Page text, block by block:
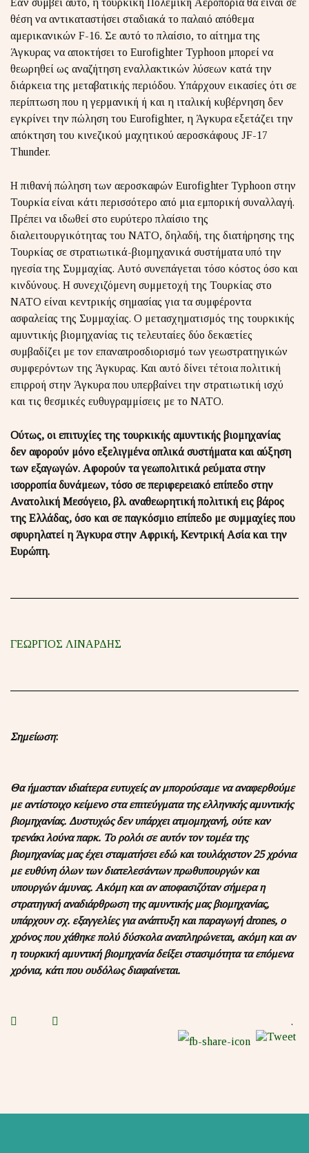
Εάν συμβεί αυτό, η τουρκική Πολεμική Αεροπορία θα είναι σε
θέση να αντικαταστήσει σταδιακά το παλαιό απόθεμα
αμερικανικών F-16. Σε αυτό το πλαίσιο, το αίτημα της
Άγκυρας να αποκτήσει το Eurofighter Typhoon μπορεί να
θεωρηθεί ως αναζήτηση εναλλακτικών λύσεων κατά την
διάρκεια της μεταβατικής περιόδου. Υπάρχουν εικασίες ότι σε
περίπτωση που η γερμανική ή και η ιταλική κυβέρνηση δεν
εγκρίνει την πώληση του Eurofighter, η Άγκυρα εξετάζει την
απόκτηση του κινεζικού μαχητικού αεροσκάφους JF-17
Thunder.
Η πιθανή πώληση των αεροσκαφών Eurofighter Typhoon στην
Τουρκία είναι κάτι περισσότερο από μια εμπορική συναλλαγή.
Πρέπει να ιδωθεί στο ευρύτερο πλαίσιο της
διαλειτουργικότητας του ΝΑΤΟ, δηλαδή, της διατήρησης της
Τουρκίας σε στρατιωτικά-βιομηχανικά συστήματα υπό την
ηγεσία της Συμμαχίας. Αυτό συνεπάγεται τόσο κόστος όσο και
κινδύνους. Η συνεχιζόμενη συμμετοχή της Τουρκίας στο
ΝΑΤΟ είναι κεντρικής σημασίας για τα συμφέροντα
ασφαλείας της Συμμαχίας. Ο μετασχηματισμός της τουρκικής
αμυντικής βιομηχανίας τις τελευταίες δύο δεκαετίες
συμβαδίζει με τον επαναπροσδιορισμό των γεωστρατηγικών
συμφερόντων της Άγκυρας. Και αυτό δίνει τέτοια πολιτική
επιρροή στην Άγκυρα που υπερβαίνει την στρατιωτική ισχύ
και τις θεσμικές ευθυγραμμίσεις με το ΝΑΤΟ.
Ούτως, οι επιτυχίες της τουρκικής αμυντικής βιομηχανίας
δεν αφορούν μόνο εξελιγμένα οπλικά συστήματα και αύξηση
των εξαγωγών. Αφορούν τα γεωπολιτικά ρεύματα στην
ισορροπία δυνάμεων, τόσο σε περιφερειακό επίπεδο στην
Ανατολική Μεσόγειο, βλ. αναθεωρητική πολιτική εις βάρος
της Ελλάδας, όσο και σε παγκόσμιο επίπεδο με συμμαχίες που
σφυρηλατεί η Άγκυρα στην Αφρική, Κεντρική Ασία και την
Ευρώπη.
ΓΕΩΡΓΙΟΣ ΛΙΝΑΡΔΗΣ
Σημείωση:
Θα ήμασταν ιδιαίτερα ευτυχείς αν μπορούσαμε να αναφερθούμε
με αντίστοιχο κείμενο στα επιτεύγματα της ελληνικής αμυντικής
βιομηχανίας. Δυστυχώς δεν υπάρχει ατμομηχανή, ούτε καν
τρενάκι λούνα παρκ. Το ρολόι σε αυτόν τον τομέα της
βιομηχανίας μας έχει σταματήσει εδώ και τουλάχιστον 25 χρόνια
με ευθύνη όλων των διατελεσάντων πρωθυπουργών και
υπουργών άμυνας. Ακόμη και αν αποφασιζόταν σήμερα η
στρατηγική αναδιάρθρωση της αμυντικής μας βιομηχανίας,
υπάρχουν σχ. εξαγγελίες για ανάπτυξη και παραγωγή drones, ο
χρόνος που χάθηκε πολύ δύσκολα αναπληρώνεται, ακόμη και αν
η τουρκική αμυντική βιομηχανία δείξει στασιμότητα τα επόμενα
χρόνια, κάτι που ουδόλως διαφαίνεται.
.